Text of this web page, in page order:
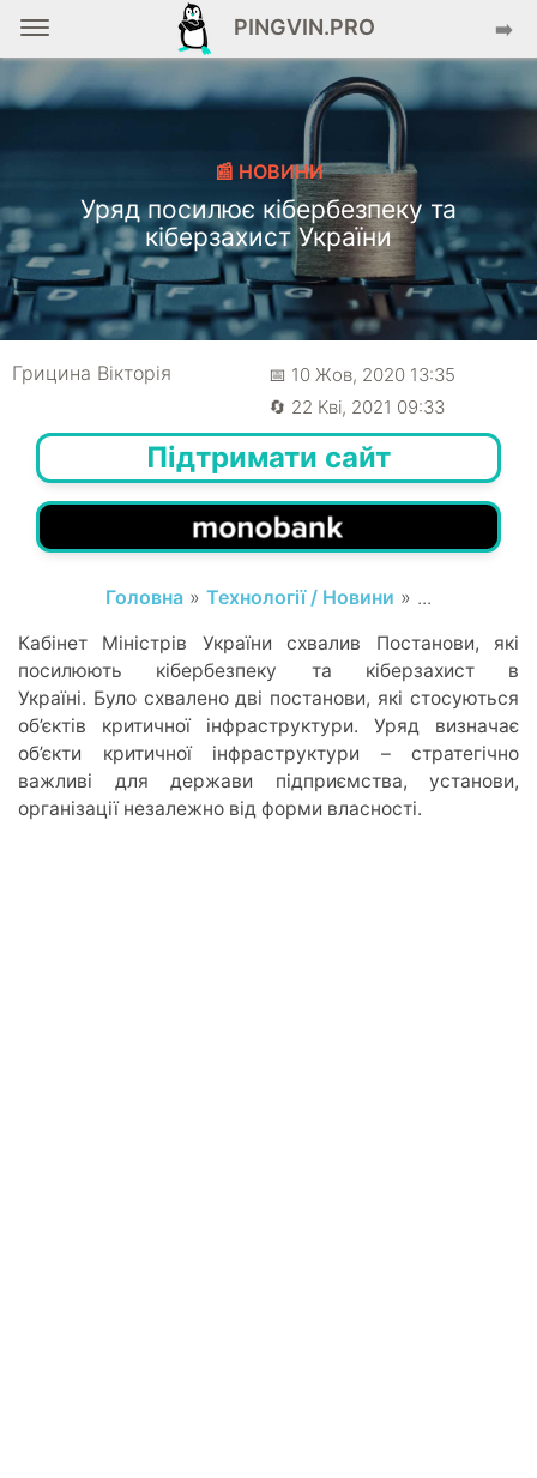
PINGVIN.PRO ➡️
📰 НОВИНИ
Уряд посилює кібербезпеку та
кіберзахист України
Грицина Вікторія
📅 10 Жов, 2020 13:35
🔄 22 Кві, 2021 09:33
Підтримати сайт
Головна » Технології / Новини » ...
Кабінет Міністрів України схвалив Постанови, які
посилюють кібербезпеку та кіберзахист в
Україні. Було схвалено дві постанови, які стосуються
об’єктів критичної інфраструктури. Уряд визначає
об’єкти критичної інфраструктури – стратегічно
важливі для держави підприємства, установи,
організації незалежно від форми власності.